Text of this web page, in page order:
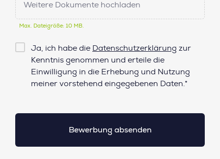
Weitere Dokumente hochladen
Max. Dateigröße: 10 MB.
Checkbox
Datenschutz*
Ja, ich habe die Datenschutzerklärung zur
Kenntnis genommen und erteile die
Einwilligung in die Erhebung und Nutzung
meiner vorstehend eingegebenen Daten.*